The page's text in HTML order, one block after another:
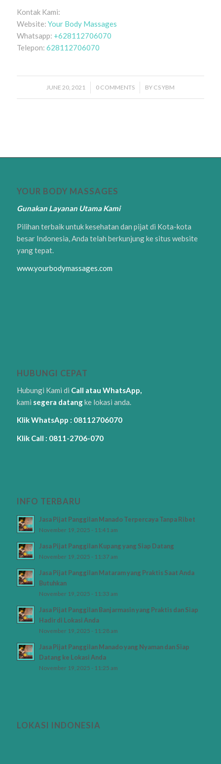
Kontak Kami:
Website: Your Body Massages
Whatsapp: +628112706070
Telepon: 628112706070
JUNE 20, 2021
/ 0 COMMENTS
/ BY CS YBM
YOUR BODY MASSAGES
Gunakan Layanan Utama Kami
Pilihan terbaik untuk kesehatan dan pijat di Kota-kota
besar Indonesia, Anda telah berkunjung ke situs website
yang tepat.
www.yourbodymassages.com
HUBUNGI CEPAT
Hubungi Kami di Call atau WhatsApp,
kami segera datangke lokasi anda.
Klik WhatsApp : 08112706070
Klik Call : 0811-2706-070
INFO TERBARU
Jasa Pijat Panggilan Manado Terpercaya Tanpa Ribet
November 19, 2025 - 11:41 am
Jasa Pijat Panggilan Kupang yang Siap Datang
November 19, 2025 - 11:37 am
Jasa Pijat Panggilan Mataram yang Praktis Saat Anda
Butuhkan
November 19, 2025 - 11:33 am
Jasa Pijat Panggilan Banjarmasin yang Praktis dan Siap
Hadir di Lokasi Anda
November 19, 2025 - 11:28 am
Jasa Pijat Panggilan Manado yang Nyaman dan Siap
Datang ke Lokasi Anda
November 19, 2025 - 11:25 am
LOKASI INDONESIA